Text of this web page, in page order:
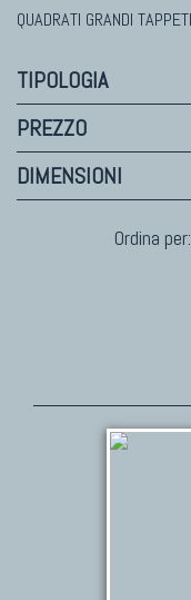
QUADRATI GRANDI
TIPOLOGIA
PREZZO
DIMENSIONI
Ordina per: